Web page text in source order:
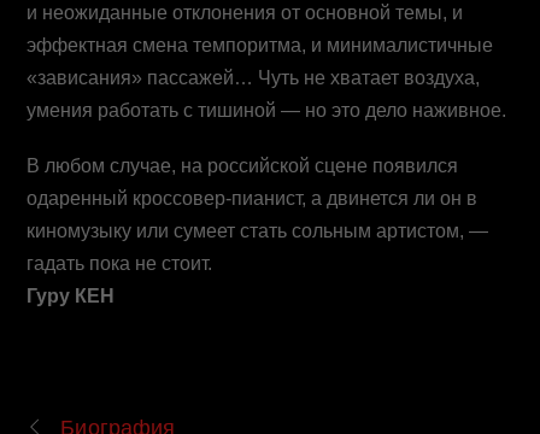
и неожиданные отклонения от основной темы, и
эффектная смена темпоритма, и минималистичные
«зависания» пассажей… Чуть не хватает воздуха,
умения работать с тишиной — но это дело наживное.
В любом случае, на российской сцене появился
одаренный кроссовер-пианист, а двинется ли он в
киномузыку или сумеет стать сольным артистом, —
гадать пока не стоит.
Гуру КЕН
Биография